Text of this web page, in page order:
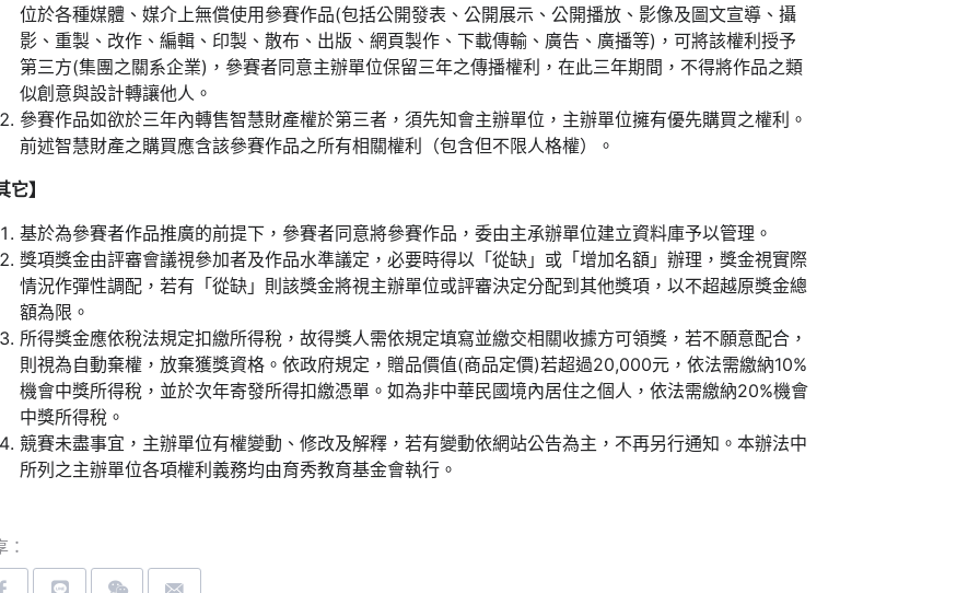
位於各種媒體、媒介上無償使用參賽作品(包括公開發表、公開展示、公開播放、影像及圖文宣導、攝
影、重製、改作、編輯、印製、散布、出版、網頁製作、下載傳輸、廣告、廣播等)，可將該權利授予
第三方(集團之關系企業)，參賽者同意主辦單位保留三年之傳播權利，在此三年期間，不得將作品之類
似創意與設計轉讓他人。
參賽作品如欲於三年內轉售智慧財產權於第三者，須先知會主辦單位，主辦單位擁有優先購買之權利。
前述智慧財產之購買應含該參賽作品之所有相關權利（包含但不限人格權）。
它】
基於為參賽者作品推廣的前提下，參賽者同意將參賽作品，委由主承辦單位建立資料庫予以管理。
獎項獎金由評審會議視參加者及作品水準議定，必要時得以「從缺」或「增加名額」辦理，獎金視實際
情況作彈性調配，若有「從缺」則該獎金將視主辦單位或評審決定分配到其他獎項，以不超越原獎金總
額為限。
所得獎金應依稅法規定扣繳所得稅，故得獎人需依規定填寫並繳交相關收據方可領獎，若不願意配合，
則視為自動棄權，放棄獲獎資格。依政府規定，贈品價值(商品定價)若超過20,000元，依法需繳納10%
機會中獎所得稅，並於次年寄發所得扣繳憑單。如為非中華民國境內居住之個人，依法需繳納20%機會
中獎所得稅。
競賽未盡事宜，主辦單位有權變動、修改及解釋，若有變動依網站公告為主，不再另行通知。本辦法中
所列之主辦單位各項權利義務均由育秀教育基金會執行。
：